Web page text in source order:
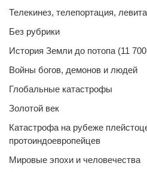
Телекинез, телепортация,
Без рубрики
История Земли до потопа (11
Войны богов, демонов и людей
Глобальные катастрофы
Золотой век
Катастрофа на рубеже
протоиндоевропейцев
Мировые эпохи и человечества